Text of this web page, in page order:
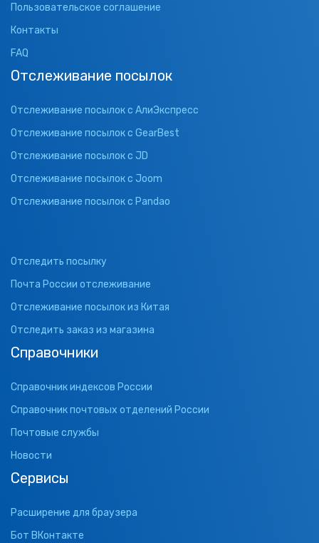
Пользовательское соглашение
Контакты
FAQ
Отслеживание посылок
Отслеживание посылок с АлиЭкспресс
Отслеживание посылок с GearBest
Отслеживание посылок с JD
Отслеживание посылок с Joom
Отслеживание посылок с Pandao
Отследить посылку
Почта России отслеживание
Отслеживание посылок из Китая
Отследить заказ из магазина
Справочники
Справочник индексов России
Справочник почтовых отделений России
Почтовые службы
Новости
Сервисы
Расширение для браузера
Бот ВКонтакте